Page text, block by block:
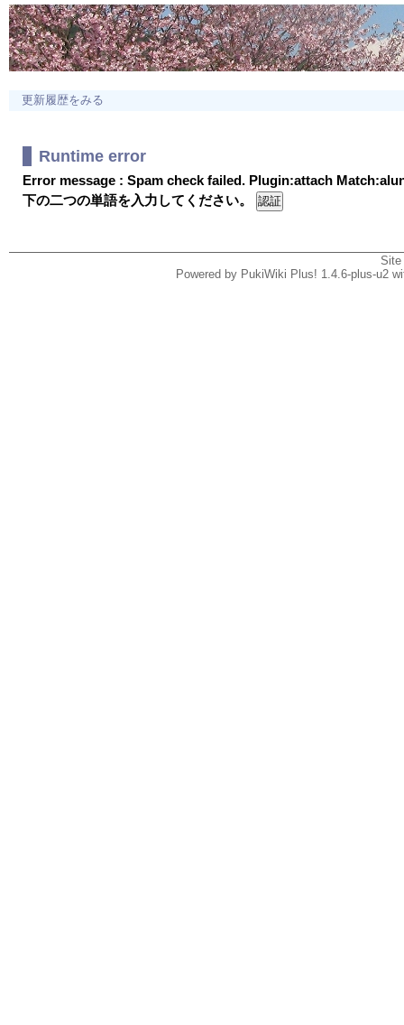
更新履歴をみる
Runtime error
Error message : Spam check failed. Plugin:attach
下の二つの単語を入力してください。
Powered by PukiWiki Plus! 1.4.6-plus-u2